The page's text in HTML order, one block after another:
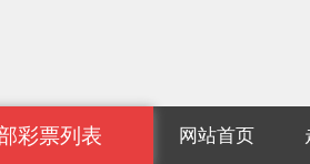
彩票列表 网站首页